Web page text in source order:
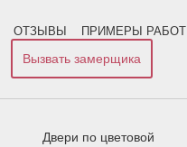
ОТЗЫВЫ ПРИМЕРЫ РАБОТ
Вызвать замерщика
Двери по цветовой